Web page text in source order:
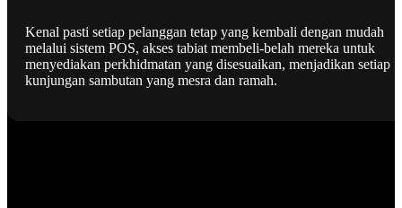
Kenal pasti setiap pelanggan tetap yang kembali dengan mudah
melalui sistem POS, akses tabiat membeli-belah mereka untuk
menyediakan perkhidmatan yang disesuaikan, menjadikan setiap
kunjungan sambutan yang mesra dan ramah.